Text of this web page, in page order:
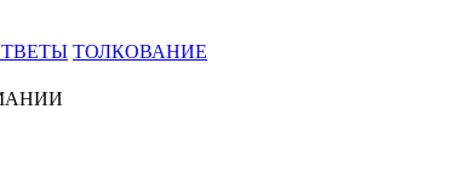
ТОЛКОВАНИЕ